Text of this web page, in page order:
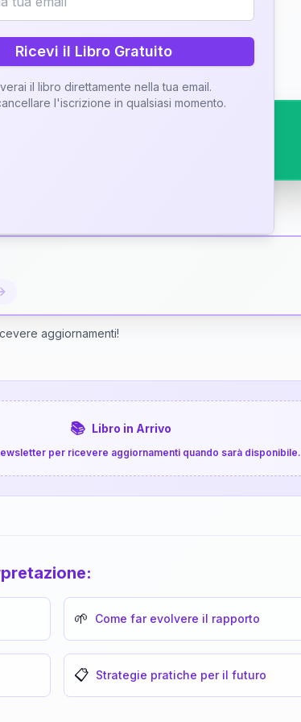
una nostra interpretazione
aggiornamenti!
📚 Libro in Arrivo
per ricevere aggiornamenti quando sarà disponibile.
🌱 Come far evolvere il rapporto
📋 Strategie pratiche per il futuro
Ricevi il Libro Gratuito
il libro direttamente nella tua email.
l'iscrizione in qualsiasi momento.